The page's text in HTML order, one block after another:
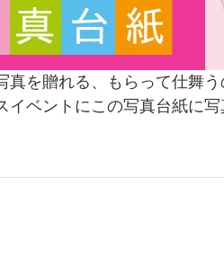
真を贈れる、もらって仕舞
イベントにこの写真台紙に